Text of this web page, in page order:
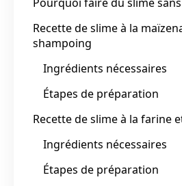
Recette de slime à la
shampoing
Ingrédients nécessaires
Étapes de préparation
Recette de slime à la farine
Ingrédients nécessaires
Étapes de préparation